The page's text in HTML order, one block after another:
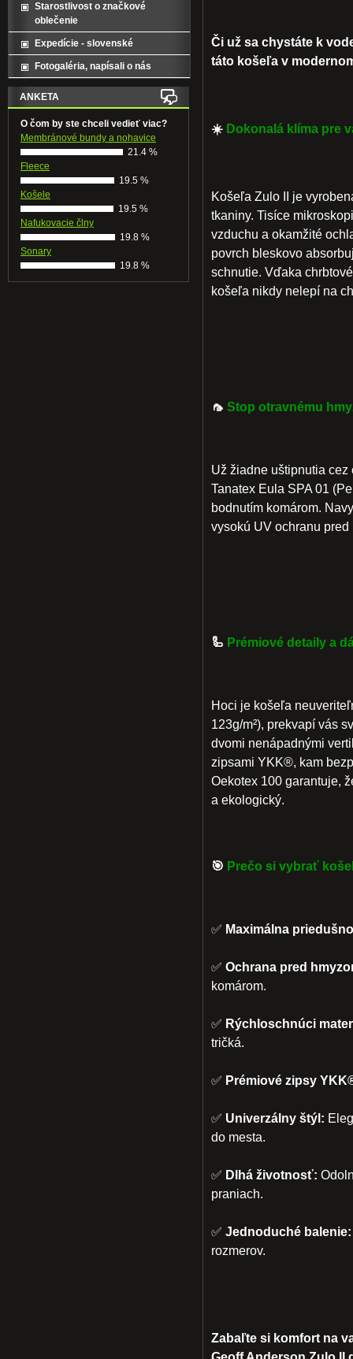
Či už sa chystáte k
táto košeľa v
☀️ Dokonalá klíma pre
Košeľa Zulo II je
tkaniny. Tisíce
vzduchu a okamžité
povrch bleskovo
schnutie. Vďaka
košeľa nikdy nelepí na
🦟 Stop otravnému
Už žiadne uštipnutia
Tanatex Eula SPA 01
bodnutím komárom.
vysokú UV ochranu pred
🦾 Prémiové detaily a
Hoci je košeľa
123g/m²), prekvapí vás
dvomi nenápadnými
zipsami YKK®, kam
Oekotex 100 garantuje,
a ekologický.
🎯 Prečo si vybrať
✅ Maximálna
✅ Ochrana pred
komárom.
✅ Rýchloschnúci
tričká.
✅ Prémiové zipsy
✅ Univerzálny štýl:
do mesta.
✅ Dlhá životnosť:
praniach.
✅ Jednoduché balenie:
rozmerov.
Zabaľte si komfort na
Starostlivost o značkové
oblečenie
Expedície - slovenské
Fotogaléria, napísali o nás
ANKETA
O čom by ste chceli vedieť viac?
Membránové bundy a nohavice
21.4 %
Fleece
19.5 %
Košele
19.5 %
Nafukovacie člny
19.8 %
Sonary
19.8 %